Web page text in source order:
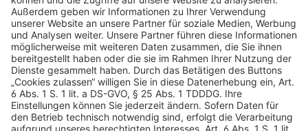
AGB Datenschutz Impressum